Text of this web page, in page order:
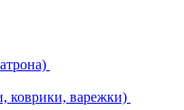
коврики, варежки)